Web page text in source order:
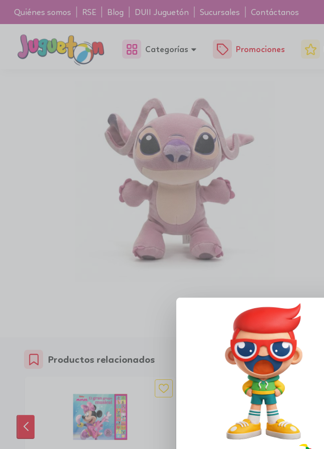
Quiénes somos RSE Blog DUII Juguetón Sucursales Contáctanos
Categorías Promociones
Productos relacionados
ANTERIOR